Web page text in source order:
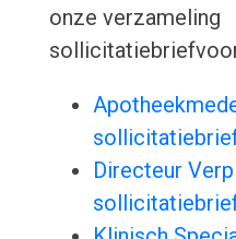
onze verzameling
Directeur